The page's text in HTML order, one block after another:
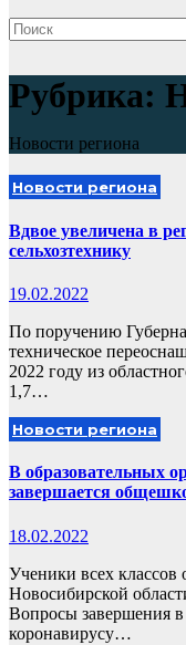
Рубрика:
Новости региона
Новости региона
Вдвое увеличена в
сельхозтехнику
19.02.2022
По поручению
техническое
2022 году из
1,7…
Новости региона
В образовательных
завершается
18.02.2022
Ученики всех классов
Новосибирской
Вопросы завершения
коронавирусу…